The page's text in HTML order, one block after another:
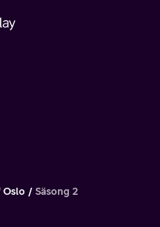
Oslo Säsong 2